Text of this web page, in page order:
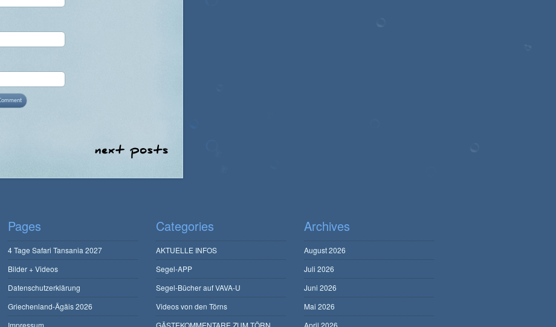
Pages
4 Tage Safari Tansania 2027
Bilder + Videos
Datenschutzerklärung
Griechenland-Ägäis 2026
Impressum
Categories
AKTUELLE INFOS
Segel-APP
Segel-Bücher auf VAVA-U
Videos von den Törns
GÄSTEKOMMENTARE ZUM TÖRN
Archives
August 2026
Juli 2026
Juni 2026
Mai 2026
April 2026